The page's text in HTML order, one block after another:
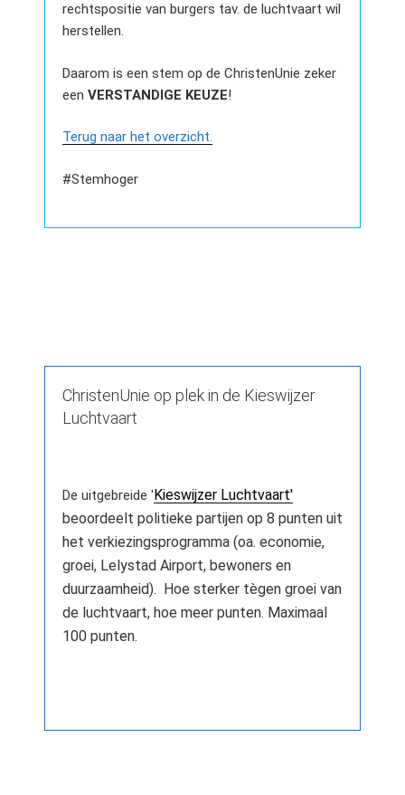
rechtspositie van burgers tav. de luchtvaart wil
herstellen.
Daarom is een stem op de ChristenUnie zeker
een VERSTANDIGE KEUZE!
Terug naar het overzicht.
#Stemhoger
ChristenUnie op plek in de Kieswijzer
Luchtvaart
De uitgebreide 'Kieswijzer Luchtvaart'
beoordeelt politieke partijen op 8 punten uit
het verkiezingsprogramma (oa. economie,
groei, Lelystad Airport, bewoners en
duurzaamheid). Hoe sterker tègen groei van
de luchtvaart, hoe meer punten. Maximaal
100 punten.